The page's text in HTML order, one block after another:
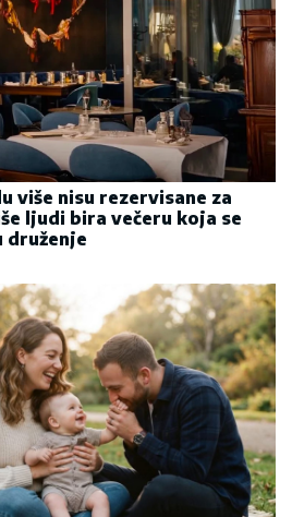
više nisu rezervisane za
ljudi bira večeru koja se
druženje